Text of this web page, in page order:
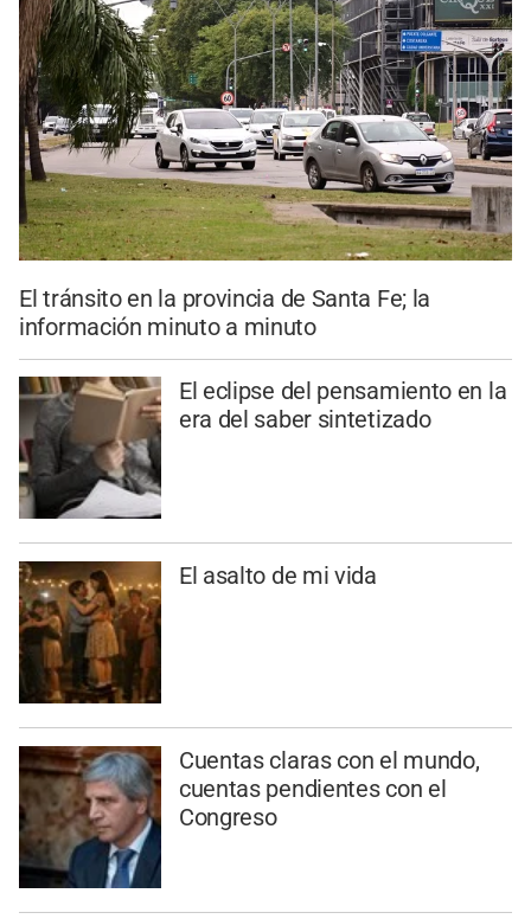
El tránsito en la provincia de Santa Fe; la
información minuto a minuto
El eclipse del pensamiento en la
era del saber sintetizado
El asalto de mi vida
Cuentas claras con el mundo,
cuentas pendientes con el
Congreso